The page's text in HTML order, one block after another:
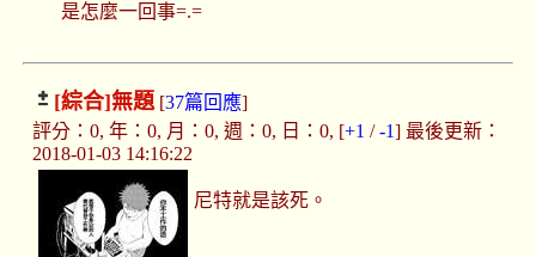
是怎麼一回事=.=
[綜合]無題[37篇回應]
評分：0, 年：0, 月：0, 週：0, 日：0, [+1 /-1] 最後更新：
2018-01-03 14:16:22
尼特就是該死。